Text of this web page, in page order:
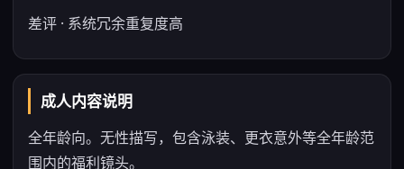
差评 · 系统冗余重复度高
成人内容说明
全年龄向。无性描写，包含泳装、更衣意外等全年龄范
围内的福利镜头。